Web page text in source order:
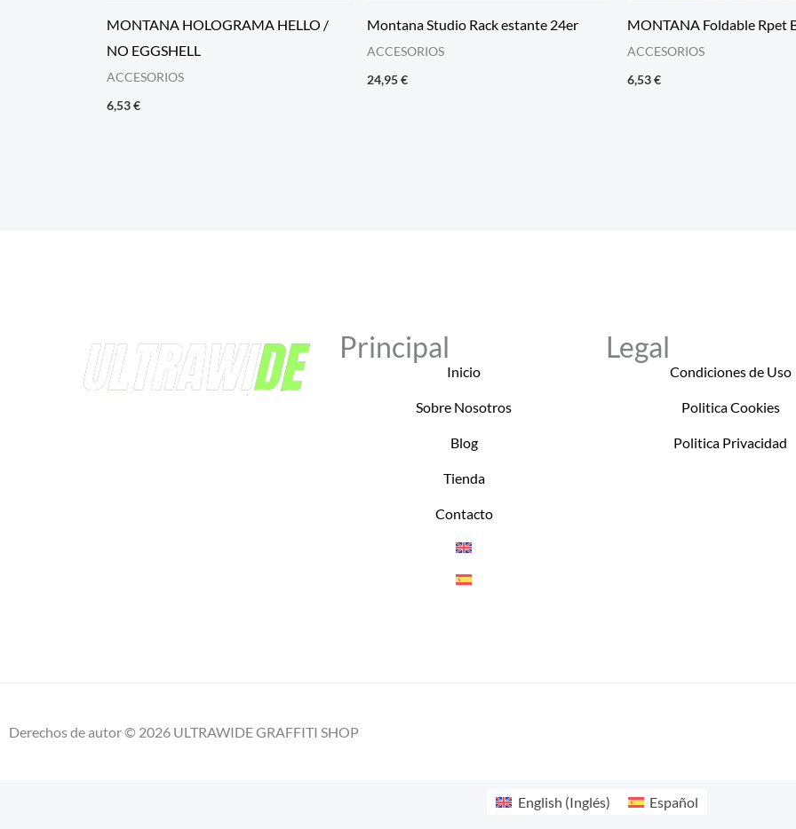
MONTANA HOLOGRAMA HELLO /
NO EGGSHELL
ACCESORIOS
6,53€
Montana Studio Rack estante 24er
ACCESORIOS
24,95€
MONTANA Foldable Rpet
ACCESORIOS
6,53€
Principal
Inicio
Sobre Nosotros
Blog
Tienda
Contacto
Legal
Condiciones de Uso
Politica Cookies
Politica Privacidad
Derechos de autor © 2026 ULTRAWIDE GRAFFITI SHOP
English (Inglés) Español